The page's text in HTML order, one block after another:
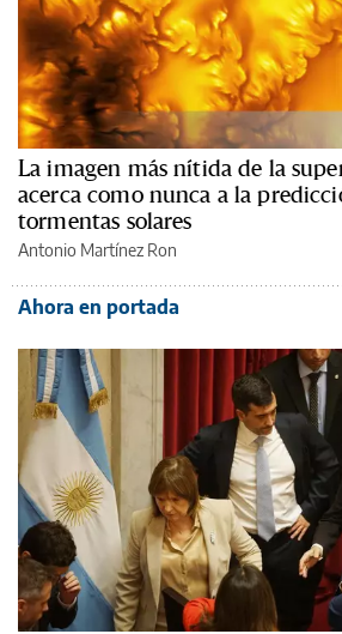
La imagen más nítida de la
acerca como nunca a la
tormentas solares
Antonio Martínez Ron
Ahora en portada